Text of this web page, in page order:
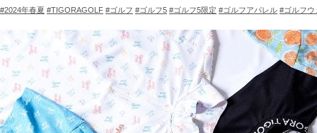
#2024年春夏 #TIGORAGOLF #ゴルフ #ゴルフ5 #ゴルフ5限定 #ゴルフアパレル #ゴルフウ